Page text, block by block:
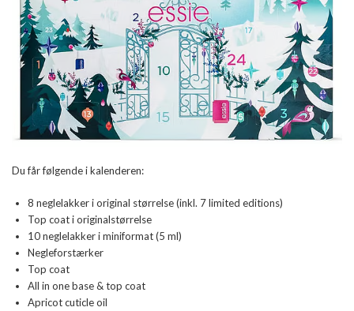
Du får følgende i kalenderen:
8 neglelakker i original størrelse (inkl. 7 limited editions)
Top coat i originalstørrelse
10 neglelakker i miniformat (5 ml)
Negleforstærker
Top coat
All in one base & top coat
Apricot cuticle oil